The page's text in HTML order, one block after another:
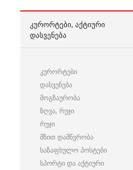
ᲙᲣᲠᲝᲠᲢᲔᲑᲘ, ᲐᲥᲢᲘᲣᲠᲘ
ᲓᲐᲡᲕᲔᲜᲔᲑᲐ
კურორტები
დასვენება
მოგზაურობა
ზღვა, რუჯი
რუჯი
მზით დამწვრობა
საზაფხულო პოსტები
სპორტი და აქტიური